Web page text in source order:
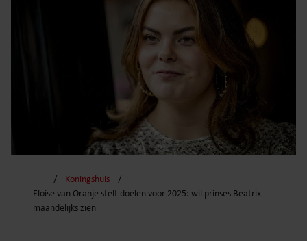
Koningshuis
Eloise van Oranje stelt doelen voor 2025: wil prinses Beatrix
maandelijks zien